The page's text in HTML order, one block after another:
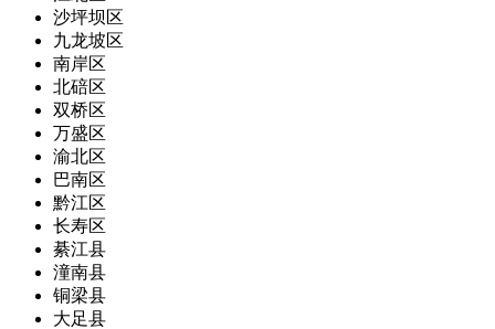
沙坪坝区
九龙坡区
南岸区
北碚区
双桥区
万盛区
渝北区
巴南区
黔江区
长寿区
綦江县
潼南县
铜梁县
大足县